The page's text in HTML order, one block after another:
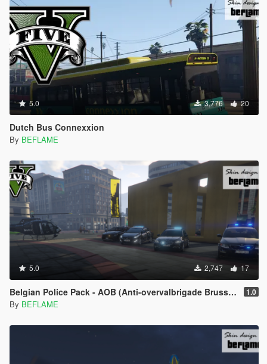
5.0 3,776 20
Dutch Bus Connexxion
By BEFLAME
5.0 2,747 17
Belgian Police Pack - AOB (Anti-overvalbrigade Brussel) 1.0
By BEFLAME